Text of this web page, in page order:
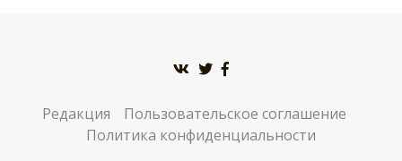
Редакция
Пользовательское соглашение
Политика конфиденциальности